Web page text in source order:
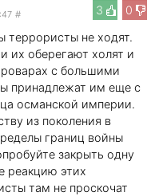
3
0
#
террористы не ходят.
их оберегают холят и
с большими
принадлежат им еще с
османской империи.
из поколения в
границ войны
закрыть одну
реакцию этих
там не проскочат